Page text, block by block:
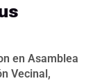
en Asamblea
Vecinal,